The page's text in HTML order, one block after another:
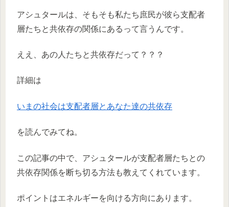
アシュタールは、そもそも私たち庶民が彼ら支配者
層たちと共依存の関係にあるって言うんです。
ええ、あの人たちと共依存だって？？？
詳細は
いまの社会は支配者層とあなた達の共依存
を読んでみてね。
この記事の中で、アシュタールが支配者層たちとの
共依存関係を断ち切る方法も教えてくれています。
ポイントはエネルギーを向ける方向にあります。